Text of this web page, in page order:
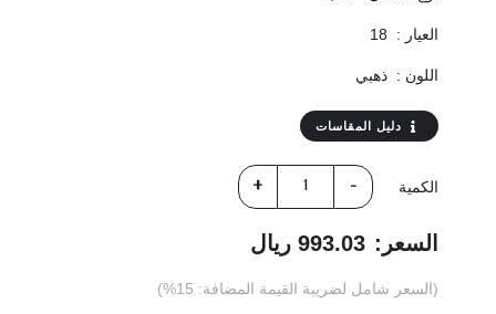
العيار : 18
اللون : ذهبي
دليل المقاسات
الكمية
السعر: 993.03 ريال
(السعر شامل لضريبة القيمة المضافة: 15%)